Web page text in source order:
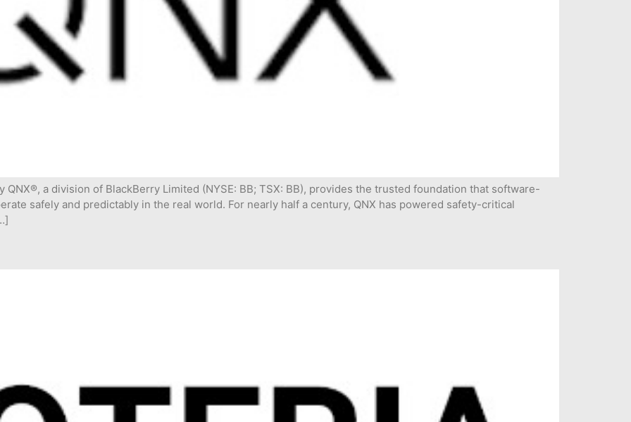
a division of BlackBerry Limited (NYSE: BB; TSX: BB), provides the trusted foundation that software-
safely and predictably in the real world. For nearly half a century, QNX has powered safety-critical